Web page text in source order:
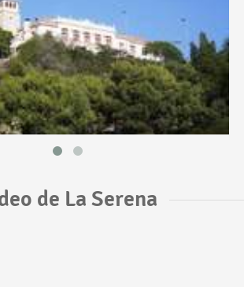
de La Serena